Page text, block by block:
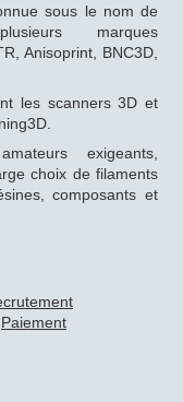
sous le nom de
marques
Anisoprint, BNC3D,
les scanners 3D et
exigeants,
choix de filaments
composants et
Paiement